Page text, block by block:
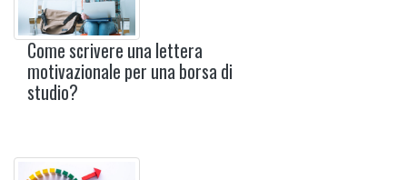
Come scrivere una lettera
motivazionale per una borsa di
studio?